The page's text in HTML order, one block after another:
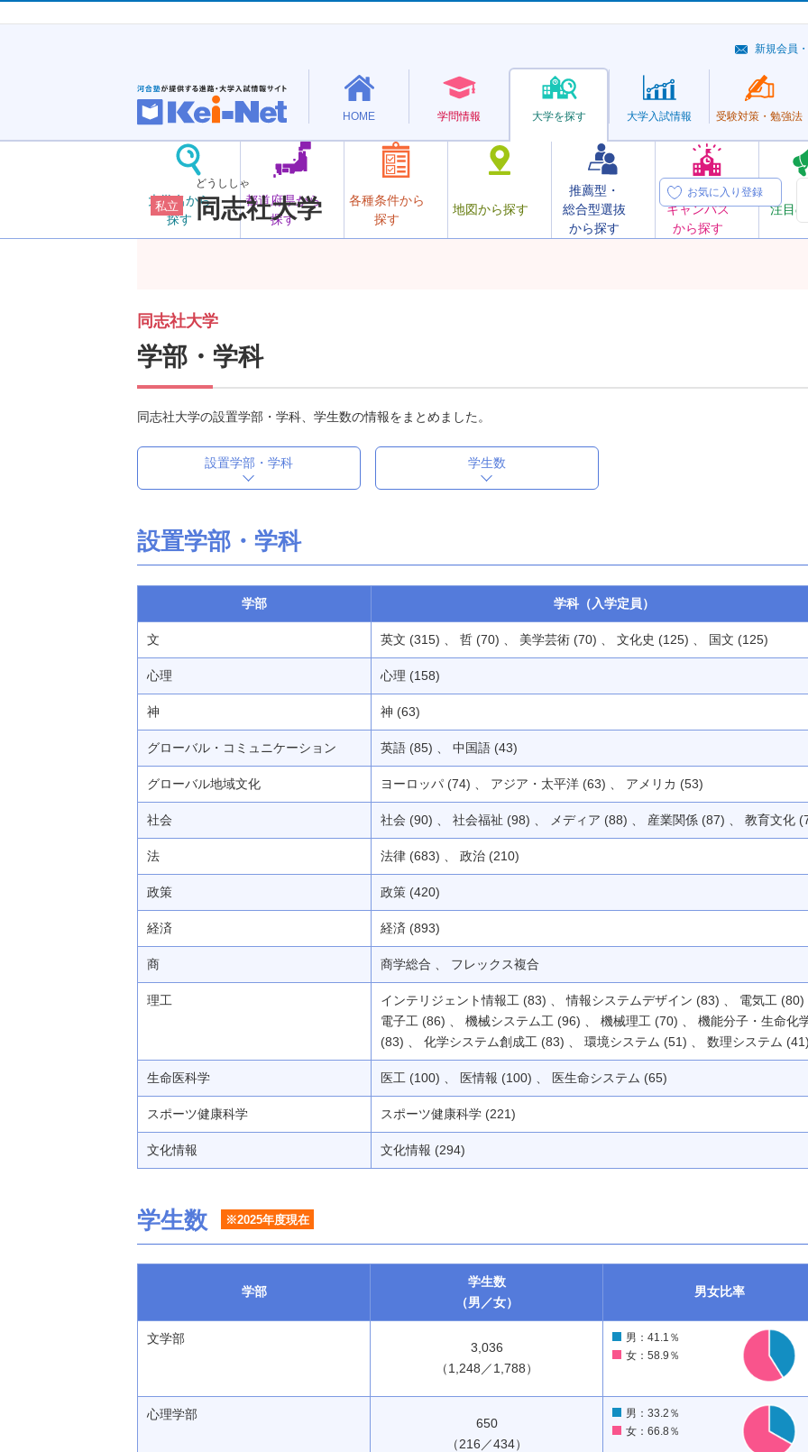
HOME 学問情報 大学を探す
大学名から
探す
都道府県から
探す
各種条件から
探す
地図から探す
推薦型・
総合型選抜
から探す
オープン
キャンパス
から探す
注目
大学入試情報 受験対策・ 勉強法
新規会員
私立
どうししゃ
同志社大学
お気に入り登録
同志社大学
学部・学科
同志社大学の設置学部・学科、学生数の情報をまとめました。
設置学部・学科 学生数
設置学部・学科
学部 学科（入学定員）
文 英文 (315) 、 哲 (70) 、 美学芸術 (70) 、 文化史 (125) 、 国文 (125)
心理 心理 (158)
神 神 (63)
グローバル・コミュニケーション 英語 (85) 、 中国語 (43)
グローバル地域文化 ヨーロッパ (74) 、 アジア・太平洋 (63) 、 アメリカ (53)
社会 社会 (90) 、 社会福祉 (98) 、 メディア (88) 、 産業関係 (87) 、 教育文化
法 法律 (683) 、 政治 (210)
政策 政策 (420)
経済 経済 (893)
商 商学総合 、 フレックス複合
理工
インテリジェント情報工 (83) 、 情報システムデザイン (83) 、 電気工 (80)
電子工 (86) 、 機械システム工 (96) 、 機械理工 (70) 、 機能分子・生命化
(83) 、 化学システム創成工 (83) 、 環境システム (51) 、 数理システム (41)
生命医科学 医工 (100) 、 医情報 (100) 、 医生命システム (65)
スポーツ健康科学 スポーツ健康科学 (221)
文化情報 文化情報 (294)
学生数 ※2025年度現在
学部
学生数
（男／女）
男女比率
文学部
3,036
（1,248／1,788）
男：41.1％
女：58.9％
心理学部
650
（216／434）
男：33.2％
女：66.8％